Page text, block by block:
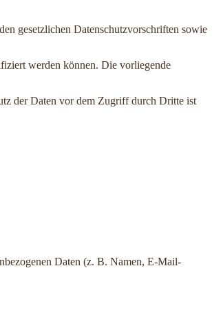
gesetzlichen Datenschutzvorschriften sowie
werden können. Die vorliegende
der Daten vor dem Zugriff durch Dritte ist
Daten (z. B. Namen, E-Mail-